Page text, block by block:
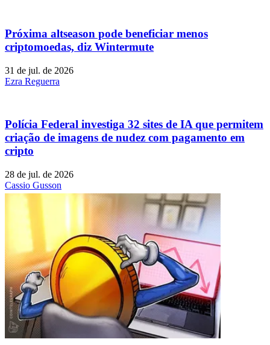
Próxima altseason pode beneficiar menos
criptomoedas, diz Wintermute
31 de jul. de 2026
Ezra Reguerra
Polícia Federal investiga 32 sites de IA que permitem
criação de imagens de nudez com pagamento em
cripto
28 de jul. de 2026
Cassio Gusson